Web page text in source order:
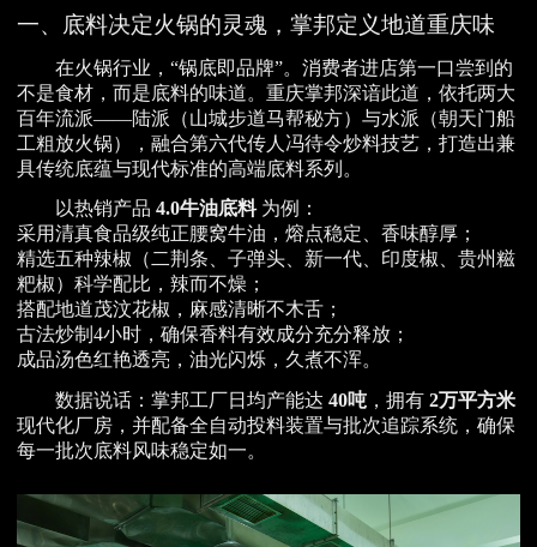
一、底料决定火锅的灵魂，掌邦定义地道重庆味
在火锅行业，“锅底即品牌”。消费者进店第一口尝到的
不是食材，而是底料的味道。重庆掌邦深谙此道，依托两大
百年流派——陆派（山城步道马帮秘方）与水派（朝天门船
工粗放火锅），融合第六代传人冯待令炒料技艺，打造出兼
具传统底蕴与现代标准的高端底料系列。
以热销产品 4.0牛油底料为例：
采用清真食品级纯正腰窝牛油，熔点稳定、香味醇厚；
精选五种辣椒（二荆条、子弹头、新一代、印度椒、贵州糍
粑椒）科学配比，辣而不燥；
搭配地道茂汶花椒，麻感清晰不木舌；
古法炒制4小时，确保香料有效成分充分释放；
成品汤色红艳透亮，油光闪烁，久煮不浑。
数据说话：掌邦工厂日均产能达 40吨 ，拥有 2万平方米
现代化厂房，并配备全自动投料装置与批次追踪系统，确保
每一批次底料风味稳定如一。